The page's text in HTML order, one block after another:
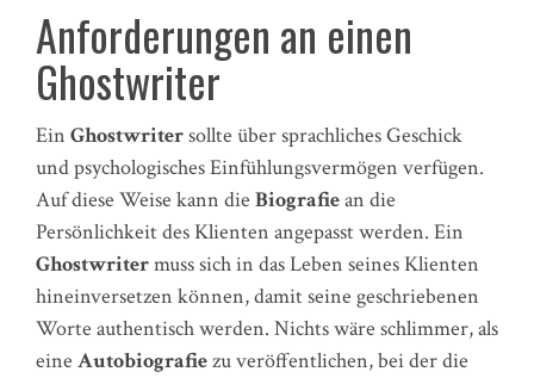
Anforderungen an einen
Ghostwriter
Ein Ghostwritersollte über sprachliches Geschick
und psychologisches Einfühlungsvermögen verfügen.
Auf diese Weise kann die Biografiean die
Persönlichkeit des Klienten angepasst werden. Ein
Ghostwritermuss sich in das Leben seines Klienten
hineinversetzen können, damit seine geschriebenen
Worte authentisch werden. Nichts wäre schlimmer, als
eine Autobiografiezu veröffentlichen, bei der die